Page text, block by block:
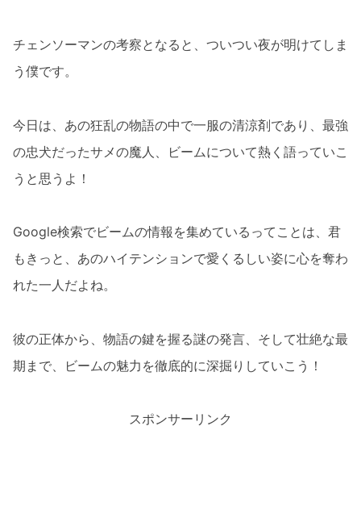
チェンソーマンの考察となると、ついつい夜が明けてしま
う僕です。
今日は、あの狂乱の物語の中で一服の清涼剤であり、最強
の忠犬だったサメの魔人、ビームについて熱く語っていこ
うと思うよ！
Google検索でビームの情報を集めているってことは、君
もきっと、あのハイテンションで愛くるしい姿に心を奪わ
れた一人だよね。
彼の正体から、物語の鍵を握る謎の発言、そして壮絶な最
期まで、ビームの魅力を徹底的に深掘りしていこう！
スポンサーリンク